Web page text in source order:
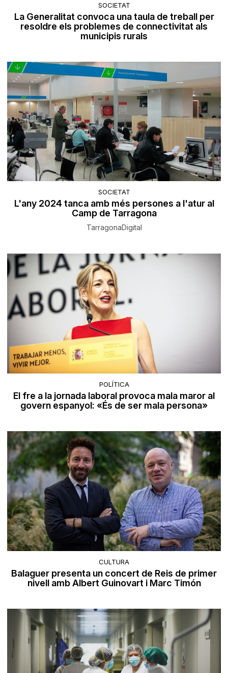
SOCIETAT
La Generalitat convoca una taula de treball per
resoldre els problemes de connectivitat als
municipis rurals
SOCIETAT
L'any 2024 tanca amb més persones a l'atur al
Camp de Tarragona
TarragonaDigital
POLÍTICA
El fre a la jornada laboral provoca mala maror al
govern espanyol: «És de ser mala persona»
CULTURA
Balaguer presenta un concert de Reis de primer
nivell amb Albert Guinovart i Marc Timón